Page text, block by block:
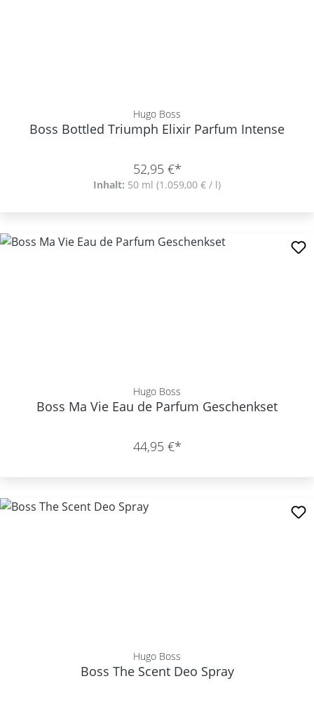
Hugo Boss
Boss Bottled Triumph Elixir Parfum Intense
52,95 €*
Inhalt: 50 ml (1.059,00 € / l)
Hugo Boss
Boss Ma Vie Eau de Parfum Geschenkset
44,95 €*
Hugo Boss
Boss The Scent Deo Spray